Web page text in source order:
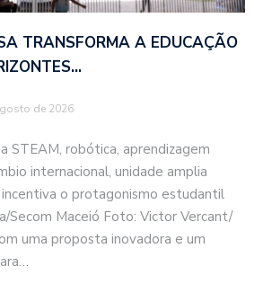
TRANSFORMA A EDUCAÇÃO
de 2026
STEAM, robótica, aprendizagem
internacional, unidade amplia
o protagonismo estudantil
Secom Maceió Foto: Victor Vercant/
uma proposta inovadora e um